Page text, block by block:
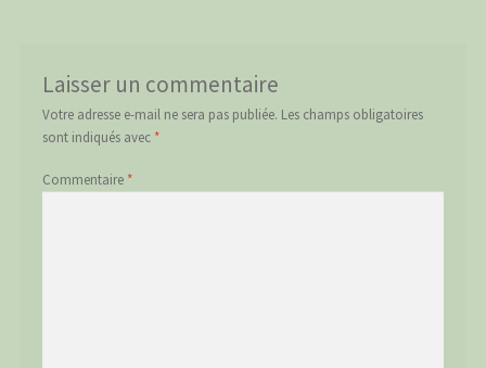
Laisser un commentaire
Votre adresse e-mail ne sera pas publiée. Les champs obligatoires
sont indiqués avec *
Commentaire *